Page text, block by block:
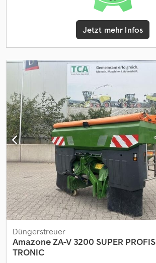
Jetzt mehr Infos
Düngerstreuer
AmazoneZA-V 3200 SUPER PROFIS
TRONIC